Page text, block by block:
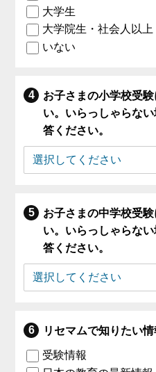
大学生
大学院生・社会人以上
いない
お子さまの小学校受
い。いらっしゃらな
答ください。
お子さまの中学校受
い。いらっしゃらな
答ください。
リセマムで知りたい
受験情報